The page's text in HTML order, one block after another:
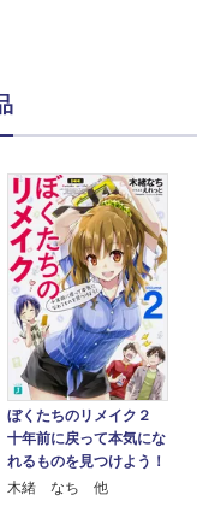
ぼくたちのリメイク２
十年前に戻って本気にな
れるものを見つけよう！
木緒 なち 他